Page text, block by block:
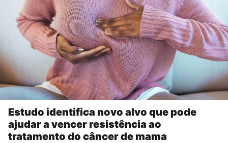
Estudo identifica novo alvo que pode
ajudar a vencer resistência ao
tratamento do câncer de mama